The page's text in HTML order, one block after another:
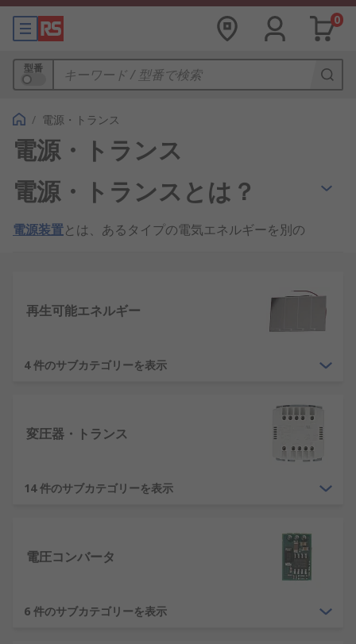
0
型番
/ 電源・トランス
電源・トランス
電源・トランスとは？
電源装置とは、あるタイプの電気エネルギーを別の
タイプのエネルギーを伝送します。電源もトランス
も様々なサイズのものが日常的な製品に使用されて
では、
力されます。これによりDC出力電圧に変換されて装
トランスは電圧タイプを変更することはできませ
ん。AC電圧でのみ動作し、変化する磁場を形成しま
す。プライマリ / セカンダリコイルとの直接電気接
きますか?
RSでは、さまざまな用途に適合するさまざま種類の
タイプを用意しています。
再生可能エネルギー
4 件のサブカテゴリーを表示
変圧器・トランス
14 件のサブカテゴリーを表示
電圧コンバータ
6 件のサブカテゴリーを表示